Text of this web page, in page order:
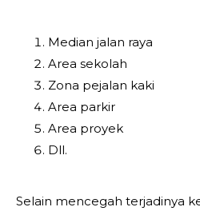
Median jalan raya
Area sekolah
Zona pejalan kaki
Area parkir
Area proyek
Dll.
Selain mencegah terjadinya